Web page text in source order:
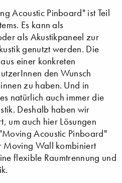
Acoustic Pinboard" ist Teil
Es kann als
als Akustikpaneel zur
genutzt werden. Die
einer konkreten
den Wunsch
zu haben. Und in
natürlich auch immer die
Deshalb haben wir
um auch hier Lösungen
Acoustic Pinboard"
Moving Wall kombiniert
flexible Raumtrennung und